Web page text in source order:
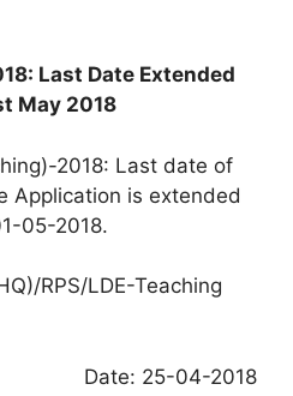
Last Date Extended
May 2018
2018: Last date of
Application is extended
05-2018.
RPS/LDE-Teaching
Date: 25-04-2018